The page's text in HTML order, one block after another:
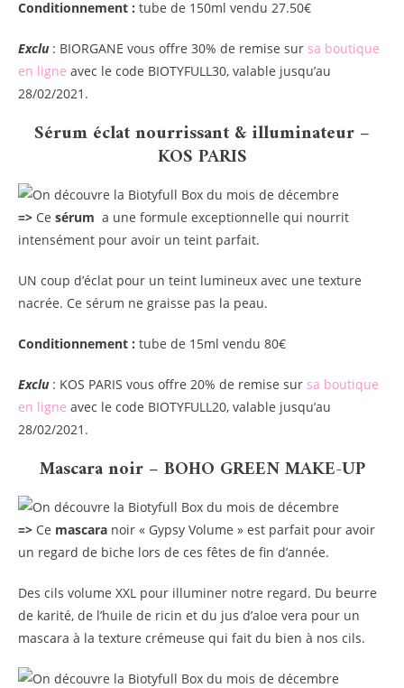
Conditionnement : tube de 150ml vendu 27.50€
Exclu : BIORGANE vous offre 30% de remise sur sa boutique
en ligne avec le code BIOTYFULL30, valable jusqu’au
28/02/2021.
Sérum éclat nourrissant & illuminateur –
KOS PARIS
=> Ce sérum a une formule exceptionnelle qui nourrit
intensément pour avoir un teint parfait.
UN coup d’éclat pour un teint lumineux avec une texture
nacrée. Ce sérum ne graisse pas la peau.
Conditionnement : tube de 15ml vendu 80€
Exclu : KOS PARIS vous offre 20% de remise sur sa boutique
en ligne avec le code BIOTYFULL20, valable jusqu’au
28/02/2021.
Mascara noir – BOHO GREEN MAKE-UP
=> Ce mascara noir « Gypsy Volume » est parfait pour avoir
un regard de biche lors de ces fêtes de fin d’année.
Des cils volume XXL pour illuminer notre regard. Du beurre
de karité, de l’huile de ricin et du jus d’aloe vera pour un
mascara à la texture crémeuse qui fait du bien à nos cils.